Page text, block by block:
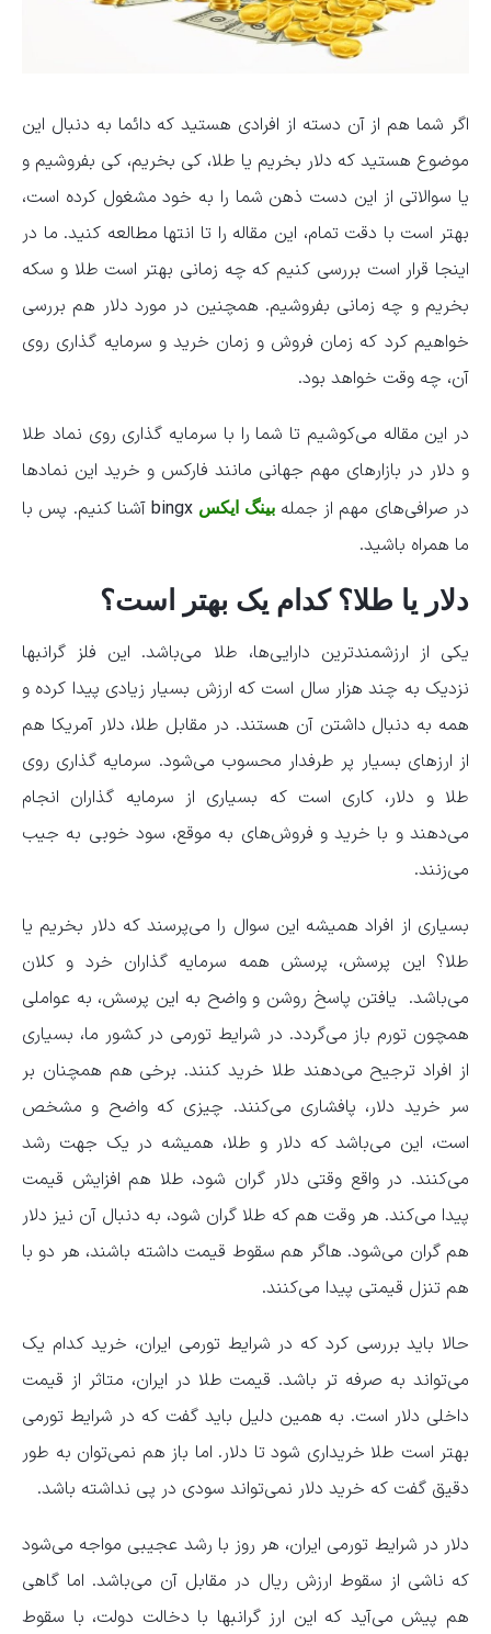
اگر شما هم از آن دسته از افرادی هستید که دائما به دنبال این
موضوع هستید که دلار بخریم یا طلا، کی بخریم، کی بفروشیم و
یا سوالاتی از این دست ذهن شما را به خود مشغول کرده است،
بهتر است با دقت تمام، این مقاله را تا انتها مطالعه کنید. ما در
اینجا قرار است بررسی کنیم که چه زمانی بهتر است طلا و سکه
بخریم و چه زمانی بفروشیم. همچنین در مورد دلار هم بررسی
خواهیم کرد که زمان فروش و زمان خرید و سرمایه گذاری روی
آن، چه وقت خواهد بود.
در این مقاله می‌کوشیم تا شما را با سرمایه گذاری روی نماد طلا
و دلار در بازارهای مهم جهانی مانند فارکس و خرید این نمادها
در صرافی‌های مهم از جملهبینگ ایکس bingxآشنا کنیم. پس با
ما همراه باشید.
دلار یا طلا؟ کدام یک بهتر است؟
یکی از ارزشمندترین دارایی‌ها، طلا می‌باشد. این فلز گرانبها
نزدیک به چند هزار سال است که ارزش بسیار زیادی پیدا کرده و
همه به دنبال داشتن آن هستند. در مقابل طلا، دلار آمریکا هم
از ارزهای بسیار پر طرفدار محسوب می‌شود. سرمایه گذاری روی
طلا و دلار، کاری است که بسیاری از سرمایه گذاران انجام
می‌دهند و با خرید و فروش‌های به موقع، سود خوبی به جیب
می‌زنند.
بسیاری از افراد همیشه این سوال را می‌پرسند که دلار بخریم یا
طلا؟ این پرسش، پرسش همه سرمایه گذاران خرد و کلان
می‌باشد. یافتن پاسخ روشن و واضح به این پرسش، به عواملی
همچون تورم باز می‌گردد. در شرایط تورمی در کشور ما، بسیاری
از افراد ترجیح می‌دهند طلا خرید کنند. برخی هم همچنان بر
سر خرید دلار، پافشاری می‌کنند. چیزی که واضح و مشخص
است، این می‌باشد که دلار و طلا، همیشه در یک جهت رشد
می‌کنند. در واقع وقتی دلار گران شود، طلا هم افزایش قیمت
پیدا می‌کند. هر وقت هم که طلا گران شود، به دنبال آن نیز دلار
هم گران می‌شود. هاگر هم سقوط قیمت داشته باشند، هر دو با
هم تنزل قیمتی پیدا می‌کنند.
حالا باید بررسی کرد که در شرایط تورمی ایران، خرید کدام یک
می‌تواند به صرفه تر باشد. قیمت طلا در ایران، متاثر از قیمت
داخلی دلار است. به همین دلیل باید گفت که در شرایط تورمی
بهتر است طلا خریداری شود تا دلار. اما باز هم نمی‌توان به طور
دقیق گفت که خرید دلار نمی‌تواند سودی در پی نداشته باشد.
دلار در شرایط تورمی ایران، هر روز با رشد عجیبی مواجه می‌شود
که ناشی از سقوط ارزش ریال در مقابل آن می‌باشد. اما گاهی
هم پیش می‌آید که این ارز گرانبها با دخالت دولت، با سقوط